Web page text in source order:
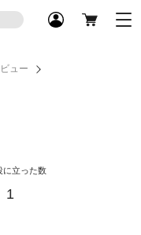
ュー
に立った数
1